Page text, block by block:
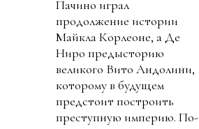
Пачино играл
продолжение истории
Майкла Корлеоне, а Де
Ниро предысторию
великого Вито Андолини,
которому в будущем
предстоит построить
преступную империю. По-